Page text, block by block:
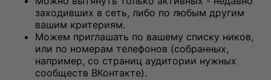
заходивших в сеть, либо по любым другим
вашим критериям.
Можем приглашать по вашему списку ников,
или по номерам телефонов (собранных,
например, со страниц аудитории нужных
сообществ ВКонтакте).